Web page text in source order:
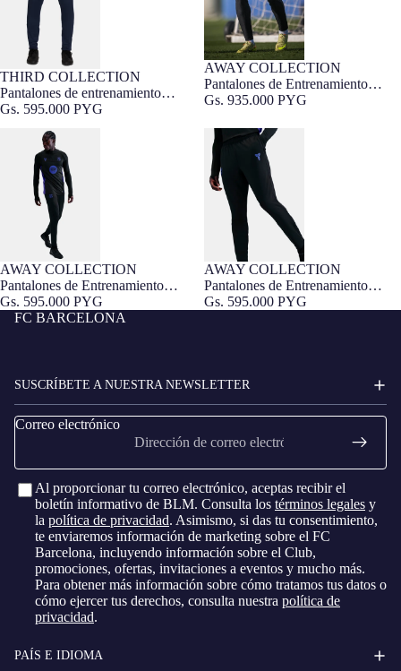
THIRD COLLECTION
Pantalones de entrenamiento
tercera equipación 25/26 T90 FC
Gs. 595.000 PYG
AWAY COLLECTION
Pantalones de Entrenamiento
Segunda Equipación FC
Edición Jugador
Gs. 935.000 PYG
Pantalones de Entrenamiento
Segunda Equipación FC
Barcelona x Kobe Bryant
AWAY COLLECTION
Pantalones de Entrenamiento
Segunda Equipación FC
Barcelona x Kobe Bryant
Gs. 595.000 PYG
Pantalones de Entrenamiento
Segunda Equipación FC
Barcelona x Kobe Bryant
AWAY COLLECTION
Pantalones de Entrenamiento
Segunda Equipación FC
Gs. 595.000 PYG
FC BARCELONA
SUSCRÍBETE A NUESTRA NEWSLETTER
Correo electrónico
Al proporcionar tu correo electrónico, aceptas recibir el
boletín informativo de BLM. Consulta los términos legales y
la política de privacidad. Asimismo, si das tu consentimiento,
te enviaremos información de marketing sobre el FC
Barcelona, ​​incluyendo información sobre el Club,
promociones, ofertas, invitaciones a eventos y mucho más.
Para obtener más información sobre cómo tratamos tus datos o
cómo ejercer tus derechos, consulta nuestra política de
privacidad.
PAÍS E IDIOMA